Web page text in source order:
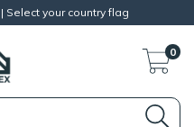
Select your country flag
0